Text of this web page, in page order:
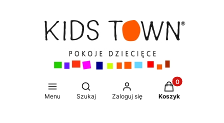
Menu
Otwórz wyszukiwarkę
Szukaj Zaloguj się
Produkty w
Koszyk